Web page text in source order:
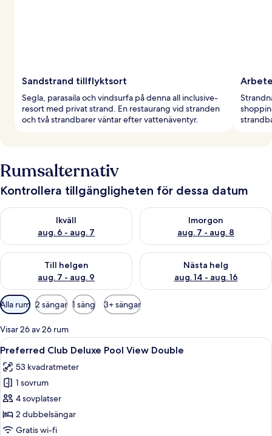
Sandstrand tillflyktsort
Segla, parasaila och vindsurfa på denna all inclusive-
resort med privat strand. En restaurang vid stranden
och två strandbarer väntar efter vattenäventyr.
Rumsalternativ
Kontrollera tillgängligheten för dessa datum
Ikväll
aug. 6 - aug. 7
Kontrollera tillgängligheten för ikväll aug. 6 - aug. 7
Imorgon
aug. 7 - aug. 8
Kontrollera tillgängligheten
Till helgen
aug. 7 - aug. 9
Kontrollera tillgängligheten för den här helgen aug. 7 - aug. 9
Nästa helg
aug. 14 - aug. 16
Kontrollera tillgängligheten
Tillgängliga
filter
för
rum
Alla rum 2 sängar 1 säng 3+ sängar
Visar 26 av 26 rum
Öppna
alla
foton
för
Preferred
Club
Deluxe
Ett hotellrum med två sängar, en
4
Preferred Club Deluxe Pool View Double
53 kvadratmeter
1 sovrum
4 sovplatser
2 dubbelsängar
Gratis wi-fi